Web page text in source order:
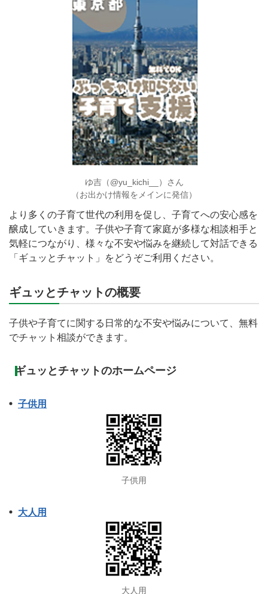
ゆ吉（@yu_kichi__）さん
（お出かけ情報をメインに発信）
より多くの子育て世代の利用を促し、子育てへの安心感を
醸成していきます。子供や子育て家庭が多様な相談相手と
気軽につながり、様々な不安や悩みを継続して対話できる
「ギュッとチャット」をどうぞご利用ください。
ギュッとチャットの概要
子供や子育てに関する日常的な不安や悩みについて、無料
でチャット相談ができます。
ギュッとチャットのホームページ
子供用
子供用
大人用
大人用